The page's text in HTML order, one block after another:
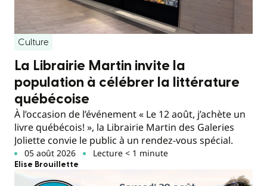
Culture
La Librairie Martin invite la
population à célébrer la littérature
québécoise
À l’occasion de l’événement « Le 12 août, j’achète un
livre québécois! », la Librairie Martin des Galeries
Joliette convie le public à un rendez-vous spécial.
05 août 2026 Lecture < 1 minute
Elise Brouillette